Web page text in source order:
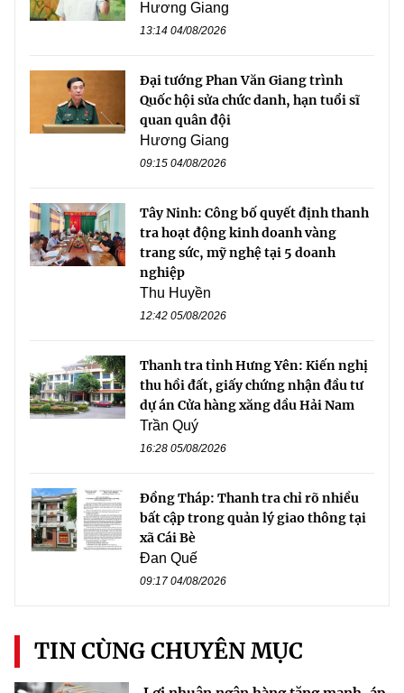
Hương Giang
13:14 04/08/2026
Đại tướng Phan Văn Giang trình
Quốc hội sửa chức danh, hạn tuổi sĩ
quan quân đội
Hương Giang
09:15 04/08/2026
Tây Ninh: Công bố quyết định thanh
tra hoạt động kinh doanh vàng
trang sức, mỹ nghệ tại 5 doanh
nghiệp
Thu Huyền
12:42 05/08/2026
Thanh tra tỉnh Hưng Yên: Kiến nghị
thu hồi đất, giấy chứng nhận đầu tư
dự án Cửa hàng xăng dầu Hải Nam
Trần Quý
16:28 05/08/2026
Đồng Tháp: Thanh tra chỉ rõ nhiều
bất cập trong quản lý giao thông tại
xã Cái Bè
Đan Quế
09:17 04/08/2026
TIN CÙNG CHUYÊN MỤC